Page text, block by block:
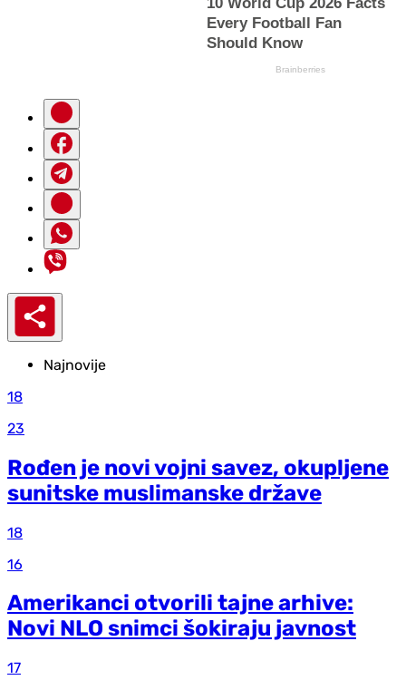
Najnovije
18
23
Rođen je novi vojni savez, okupljene
sunitske muslimanske države
18
16
Amerikanci otvorili tajne arhive:
Novi NLO snimci šokiraju javnost
17